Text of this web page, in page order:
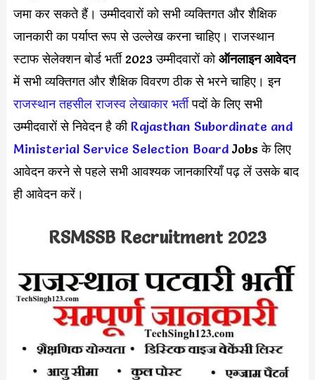
जमा कर सकते हैं। उम्मीदवारों को सभी व्यक्तिगत और शैक्षिक
जानकारी का पर्याप्त रूप से उल्लेख करना चाहिए। राजस्थान
स्टाफ सेलेक्शन बोर्ड भर्ती 2023 उम्मीदवारों कोऑनलाइन आवेदन
में सभी व्यक्तिगत और शैक्षिक विवरण ठीक से भरने चाहिए। इन
राजस्थान तहसील राजस्व लेखाकार भर्तीपदों के लिए सभी
उम्मीदवारों से निवेदन है की Rajasthan Subordinate and
Ministerial Service Selection BoardJobs के लिए
आवेदन करने से पहले सभी आवश्यक जानकारियाँ पढ़ लें उसके बाद
ही आवेदन करें।
RSMSSB Recruitment 2023